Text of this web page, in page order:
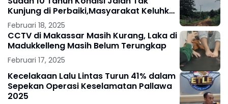
Kunjung di Perbaiki,Masyarakat Keluhkan
Kondisi Jalan Yang Sangat
Memperhatinkan.
Februari 18, 2025
CCTV di Makassar Masih Kurang, Laka di
Madukkelleng Masih Belum Terungkap
Februari 17, 2025
Kecelakaan Lalu Lintas Turun 41% dalam
Sepekan Operasi Keselamatan Pallawa
2025